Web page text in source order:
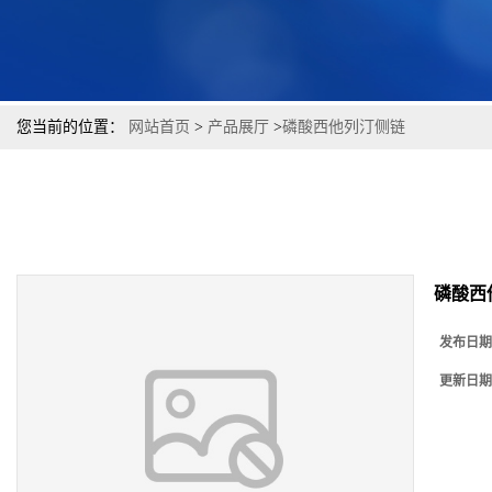
您当前的位置： 网站首页 > 产品展厅 >磷酸西他列汀侧链
磷酸西
发布日
更新日